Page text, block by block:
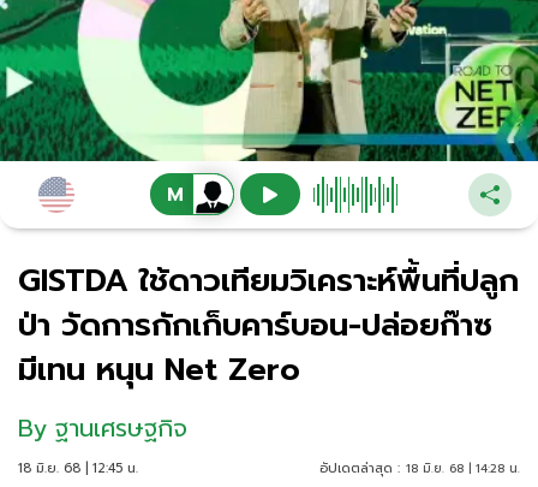
GISTDA ใช้ดาวเทียมวิเคราะห์พื้นที่ปลูก
ป่า วัดการกักเก็บคาร์บอน-ปล่อยก๊าซ
มีเทน หนุน Net Zero
By ฐานเศรษฐกิจ
18 มิ.ย. 68 | 12:45 น. อัปเดตล่าสุด : 18 มิ.ย. 68 | 14:28 น.